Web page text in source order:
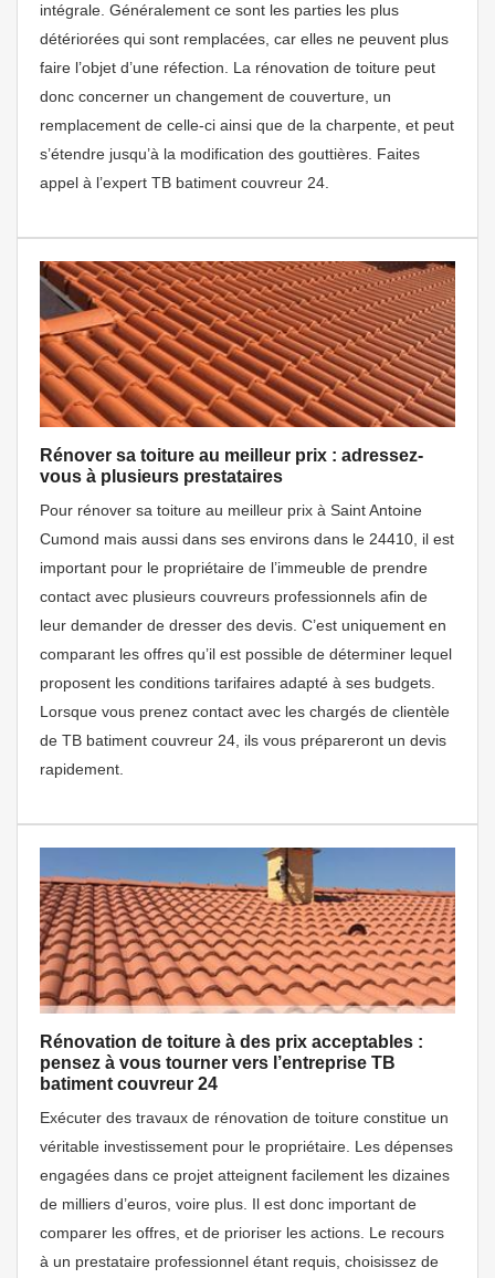
intégrale. Généralement ce sont les parties les plus
détériorées qui sont remplacées, car elles ne peuvent plus
faire l’objet d’une réfection. La rénovation de toiture peut
donc concerner un changement de couverture, un
remplacement de celle-ci ainsi que de la charpente, et peut
s’étendre jusqu’à la modification des gouttières. Faites
appel à l’expert TB batiment couvreur 24.
Rénover sa toiture au meilleur prix : adressez-
vous à plusieurs prestataires
Pour rénover sa toiture au meilleur prix à Saint Antoine
Cumond mais aussi dans ses environs dans le 24410, il est
important pour le propriétaire de l’immeuble de prendre
contact avec plusieurs couvreurs professionnels afin de
leur demander de dresser des devis. C’est uniquement en
comparant les offres qu’il est possible de déterminer lequel
proposent les conditions tarifaires adapté à ses budgets.
Lorsque vous prenez contact avec les chargés de clientèle
de TB batiment couvreur 24, ils vous prépareront un devis
rapidement.
Rénovation de toiture à des prix acceptables :
pensez à vous tourner vers l’entreprise TB
batiment couvreur 24
Exécuter des travaux de rénovation de toiture constitue un
véritable investissement pour le propriétaire. Les dépenses
engagées dans ce projet atteignent facilement les dizaines
de milliers d’euros, voire plus. Il est donc important de
comparer les offres, et de prioriser les actions. Le recours
à un prestataire professionnel étant requis, choisissez de